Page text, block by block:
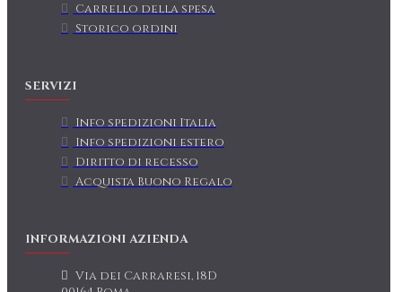
Carrello della spesa
Storico ordini
SERVIZI
Info spedizioni Italia
Info spedizioni estero
Diritto di recesso
Acquista Buono Regalo
INFORMAZIONI AZIENDA
Via dei Carraresi, 18D